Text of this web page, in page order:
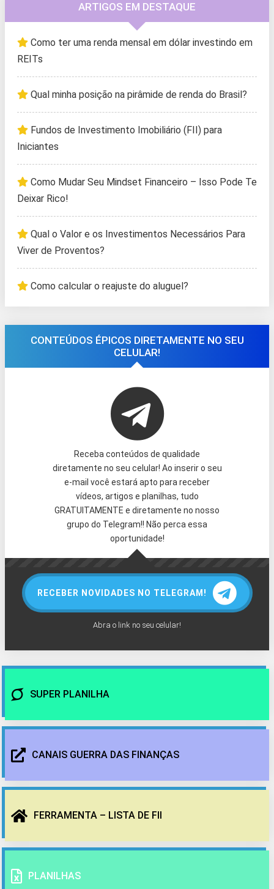
ARTIGOS EM DESTAQUE
Como ter uma renda mensal em dólar investindo em
REITs
Qual minha posição na pirâmide de renda do Brasil?
Fundos de Investimento Imobiliário (FII) para
Iniciantes
Como Mudar Seu Mindset Financeiro – Isso Pode Te
Deixar Rico!
Qual o Valor e os Investimentos Necessários Para
Viver de Proventos?
Como calcular o reajuste do aluguel?
CONTEÚDOS ÉPICOS DIRETAMENTE NO SEU
CELULAR!
Receba conteúdos de qualidade
diretamente no seu celular! Ao inserir o seu
e-mail você estará apto para receber
vídeos, artigos e planilhas, tudo
GRATUITAMENTE e diretamente no nosso
grupo do Telegram!! Não perca essa
oportunidade!
RECEBER NOVIDADES NO TELEGRAM!
Abra o link no seu celular!
SUPER PLANILHA
CANAIS GUERRA DAS FINANÇAS
FERRAMENTA – LISTA DE FII
PLANILHAS